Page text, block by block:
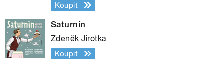
Koupit
Saturnin
Zdeněk Jirotka
Koupit